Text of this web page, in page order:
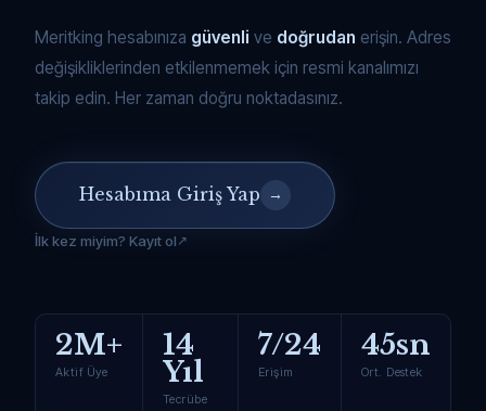
Meritking hesabınıza güvenli ve doğrudan erişin. Adres
değişikliklerinden etkilenmemek için resmi kanalımızı
takip edin. Her zaman doğru noktadasınız.
Hesabıma Giriş Yap →
İlk kez miyim? Kayıt ol
2M+
Aktif Üye
14
Yıl
Tecrübe
7/24
Erişim
45sn
Ort. Destek